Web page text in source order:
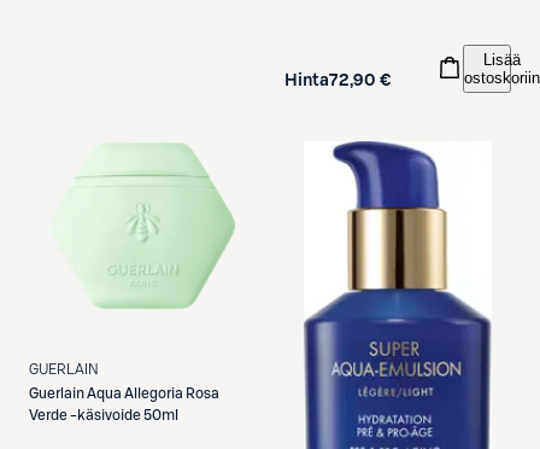
Hinta72,90 €
Lisää
ostoskoriin
GUERLAIN
GuerlainAqua Allegoria Rosa
Verde -käsivoide 50ml